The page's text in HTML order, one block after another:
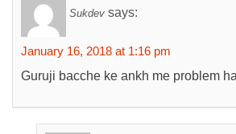
Sukdev says:
January 16, 2018 at 1:16 pm
Guruji bacche ke ankh me problem